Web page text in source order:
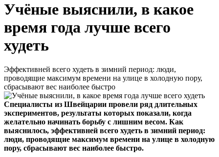
Учёные выяснили, в какое
время года лучше всего
худеть
Эффективней всего худеть в зимний период: люди,
проводящие максимум времени на улице в холодную пору,
сбрасывают вес наиболее быстро
Специалисты из Швейцарии провели ряд длительных
экспериментов, результаты которых показали, когда
желательно начинать борьбу с лишним весом. Как
выяснилось, эффективней всего худеть в зимний период:
люди, проводящие максимум времени на улице в холодную
пору, сбрасывают вес наиболее быстро.